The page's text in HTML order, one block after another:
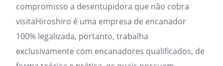
compromisso a desentupidora que não cobra
visitaHiroshiro é uma empresa de encanador
100% legalizada, portanto, trabalha
exclusivamente com encanadores qualificados, de